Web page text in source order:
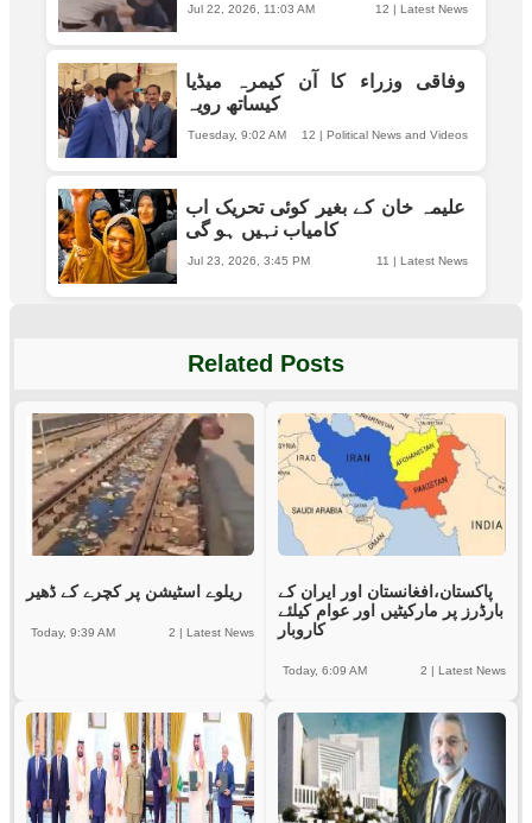
12 | Latest News
Jul 22, 2026, 11:03 AM
وفاقی وزراء کا آن کیمرہ میڈیا
کیساتھ رویہ
12 | Political News and Videos
Tuesday, 9:02 AM
علیمہ خان کے بغیر کوئی تحریک اب
کامیاب نہیں ہو گی
11 | Latest News
Jul 23, 2026, 3:45 PM
Related Posts
ریلوے اسٹیشن پر کچرے کے ڈھیر
2 | Latest News
Today, 9:39 AM
پاکستان،افغانستان اور ایران کے
بارڈرز پر مارکیٹیں اور عوام کیلئے
کاروبار
2 | Latest News
Today, 6:09 AM